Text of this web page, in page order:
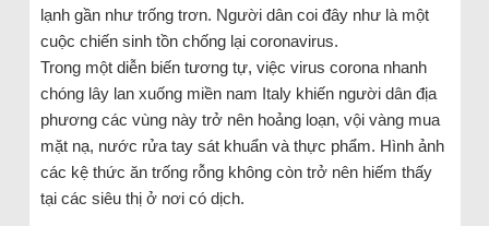
lạnh gần như trống trơn. Người dân coi đây như là một
cuộc chiến sinh tồn chống lại coronavirus.
Trong một diễn biến tương tự, việc virus corona nhanh
chóng lây lan xuống miền nam Italy khiến người dân địa
phương các vùng này trở nên hoảng loạn, vội vàng mua
mặt nạ, nước rửa tay sát khuẩn và thực phẩm. Hình ảnh
các kệ thức ăn trống rỗng không còn trở nên hiếm thấy
tại các siêu thị ở nơi có dịch.